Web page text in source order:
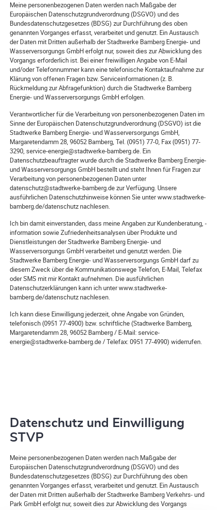
Meine personenbezogenen Daten werden nach Maßgabe der
Europäischen Datenschutzgrundverordnung (DSGVO) und des
Bundesdatenschutzgesetzes (BDSG) zur Durchführung des oben
genannten Vorganges erfasst, verarbeitet und genutzt. Ein Austausch
der Daten mit Dritten außerhalb der Stadtwerke Bamberg Energie- und
Wasserversorgungs GmbH erfolgt nur, soweit dies zur Abwicklung des
Vorgangs erforderlich ist. Bei einer freiwilligen Angabe von E-Mail
und/oder Telefonnummer kann eine telefonische Kontaktaufnahme zur
Klärung von offenen Fragen bzw. Serviceinformationen (z. B.
Rückmeldung zur Abfragefunktion) durch die Stadtwerke Bamberg
Energie- und Wasserversorgungs GmbH erfolgen.
Verantwortlicher für die Verarbeitung von personenbezogenen Daten im
Sinne der Europäischen Datenschutzgrundverordnung (DSGVO) ist die
Stadtwerke Bamberg Energie- und Wasserversorgungs GmbH,
Margaretendamm 28, 96052 Bamberg, Tel. (0951) 77-0, Fax (0951) 77-
3290, service-energie@stadtwerke-bamberg.de. Ein
Datenschutzbeauftragter wurde durch die Stadtwerke Bamberg Energie-
und Wasserversorgungs GmbH bestellt und steht Ihnen für Fragen zur
Verarbeitung von personenbezogenen Daten unter
datenschutz@stadtwerke-bamberg.de zur Verfügung. Unsere
ausführlichen Datenschutzhinweise können Sie unter www.stadtwerke-
bamberg.de/datenschutz nachlesen.
Ich bin damit einverstanden, dass meine Angaben zur Kundenberatung, -
information sowie Zufriedenheitsanalysen über Produkte und
Dienstleistungen der Stadtwerke Bamberg Energie- und
Wasserversorgungs GmbH verarbeitet und genutzt werden. Die
Stadtwerke Bamberg Energie- und Wasserversorgungs GmbH darf zu
diesem Zweck über die Kommunikationswege Telefon, E-Mail, Telefax
oder SMS mit mir Kontakt aufnehmen. Die ausführlichen
Datenschutzerklärungen kann ich unter www.stadtwerke-
bamberg.de/datenschutz nachlesen.
Ich kann diese Einwilligung jederzeit, ohne Angabe von Gründen,
telefonisch (0951 77-4900) bzw. schriftliche (Stadtwerke Bamberg,
Margaretendamm 28, 96052 Bamberg / E-Mail: service-
energie@stadtwerke-bamberg.de / Telefax: 0951 77-4990) widerrufen.
Datenschutz und Einwilligung
STVP
Meine personenbezogenen Daten werden nach Maßgabe der
Europäischen Datenschutzgrundverordnung (DSGVO) und des
Bundesdatenschutzgesetzes (BDSG) zur Durchführung des oben
genannten Vorganges erfasst, verarbeitet und genutzt. Ein Austausch
der Daten mit Dritten außerhalb der Stadtwerke Bamberg Verkehrs- und
Park GmbH erfolgt nur, soweit dies zur Abwicklung des Vorgangs